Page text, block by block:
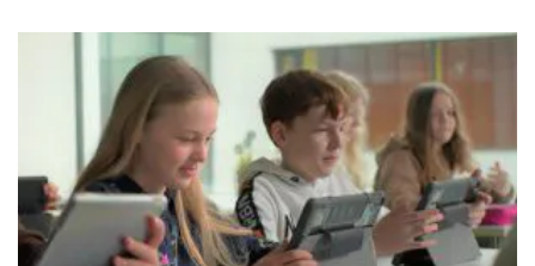
Echtzeitdaten effizient zu nutzen? Inwieweit müssen
sich Unternehmen transformieren um soein Vorhaben
in die Realität umzusetzen?